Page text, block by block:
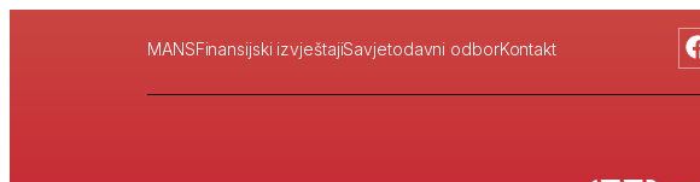
MANSFinansijski izvještajiSavjetodavni odborKontakt